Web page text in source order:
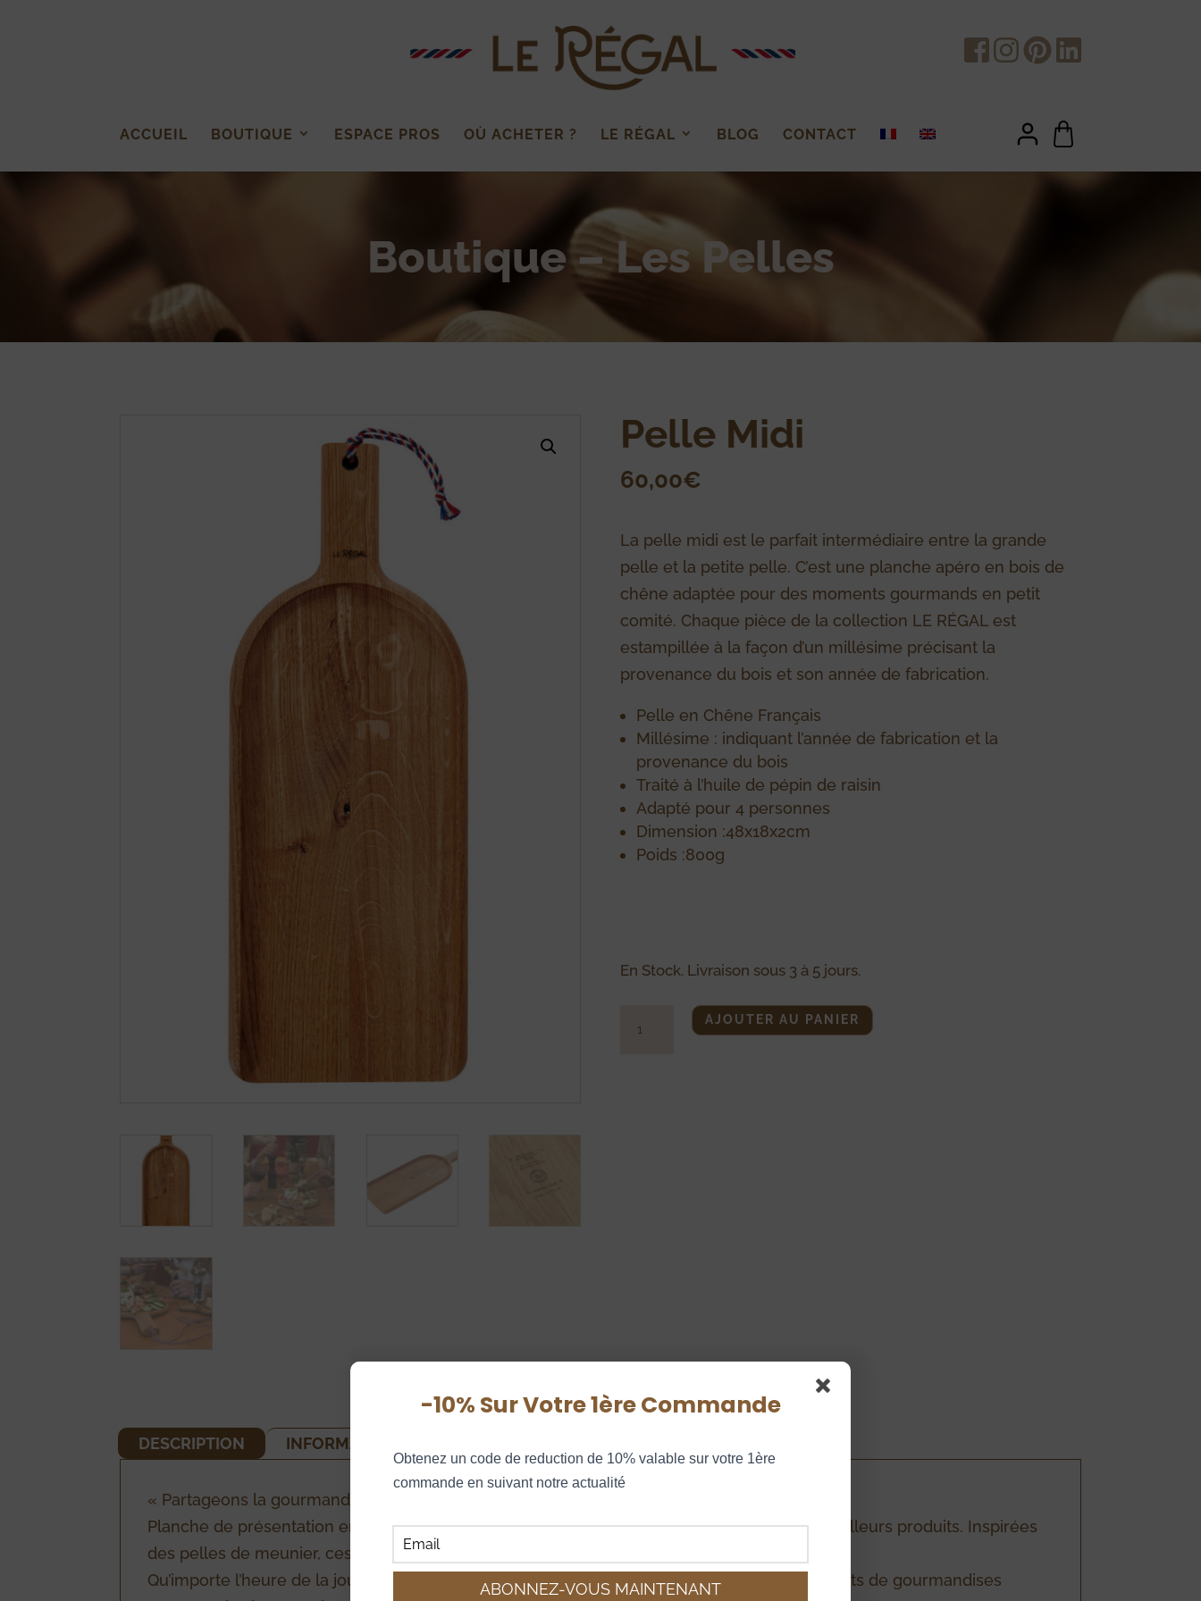
ACCUEIL BOUTIQUE ESPACE PROS OÙ ACHETER ? LE RÉGAL BLOG CONTACT
Boutique – Les Pelles
Pelle Midi
60,00€
La pelle midi est le parfait intermédiaire entre la grande
pelle et la petite pelle. C’est une planche apéro en bois de
chêne adaptée pour des moments gourmands en petit
comité. Chaque pièce de la collection LE RÉGAL est
estampillée à la façon d’un millésime précisant la
provenance du bois et son année de fabrication.
Pelle en Chêne Français
Millésime : indiquant l’année de fabrication et la
provenance du bois
Traité à l’huile de pépin de raisin
Adapté pour 4 personnes
Dimension :48x18x2cm
Poids :800g
En Stock. Livraison sous 3 à 5 jours.
AJOUTER AU PANIER
DESCRIPTION INFORMATIONS COMPLÉMENTAIRES
« Partageons la gourmandise… »
Planche de présentation en chêne français. Elle a été conçue pour mettre en valeur les meilleurs produits. Inspirées
des pelles de meunier, ces écrins ont une mission : sublimer toutes vos créations !
Qu’importe l’heure de la journée, la Pelle Midi est l’ustensile parfait pour faire de vos moments de gourmandises
-10% Sur Votre 1ère Commande
Obtenez un code de reduction de 10% valable sur votre 1ère
commande en suivant notre actualité